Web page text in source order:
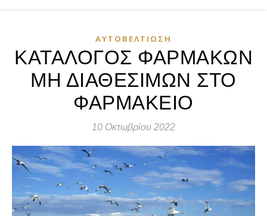
ΑΥΤΟΒΕΛΤΊΩΣΗ
ΚΑΤΑΛΟΓΟΣ ΦΑΡΜΑΚΩΝ
ΜΗ ΔΙΑΘΕΣΙΜΩΝ ΣΤΟ
ΦΑΡΜΑΚΕΙΟ
10 Οκτωβρίου 2022